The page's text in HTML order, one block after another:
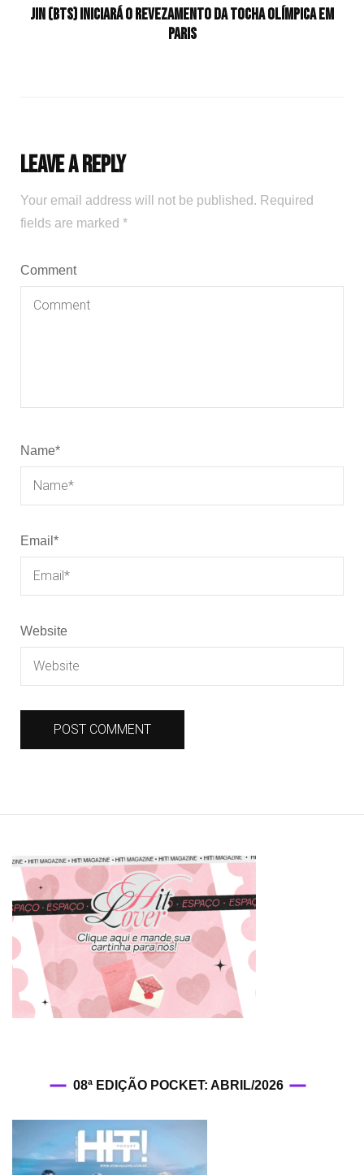
Jin (BTS) iniciará o revezamento da tocha olímpica em
Paris
Leave a Reply
Your email address will not be published. Required
fields are marked *
Comment
Name*
Email *
Website
08ª EDIÇÃO POCKET: ABRIL/2026